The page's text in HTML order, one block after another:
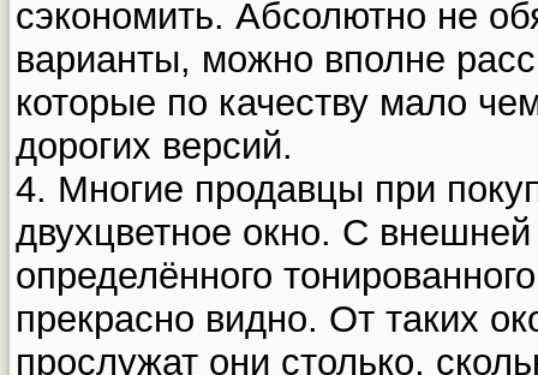
сэкономить. Абсолютно не
варианты, можно вполне
которые по качеству мало
дорогих версий.
4. Многие продавцы при
двухцветное окно. С внешней
определённого
прекрасно видно. От таких
прослужат они столько,